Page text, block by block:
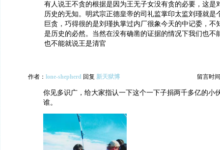
有人说王不贪的根据是因为王无子女没有贪的必要，这是
历史的无知。明武宗正德皇帝的司礼监掌印太监刘瑾就是
巨贪，巧得很的是刘瑾执掌过内厂很象今天的中记委，不
是历史的必然。当然在没有确凿的证据的情况下我们也不
也不能就说王是清官
作者： lone-shepherd 回复 新天狱博 留言时
你见多识广，给大家指认一下这个一下子捐两千多亿的小
谁。